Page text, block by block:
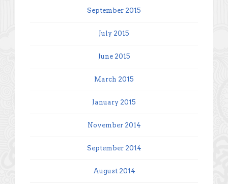
September 2015
July 2015
June 2015
March 2015
January 2015
November 2014
September 2014
August 2014